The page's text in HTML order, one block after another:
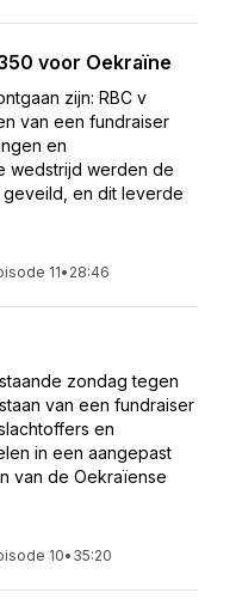
voor Oekraïne
zijn: RBC v
van een fundraiser
en
wedstrijd werden de
en dit leverde
11• 28:46
zondag tegen
van een fundraiser
en
in een aangepast
van de Oekraïense
10• 35:20